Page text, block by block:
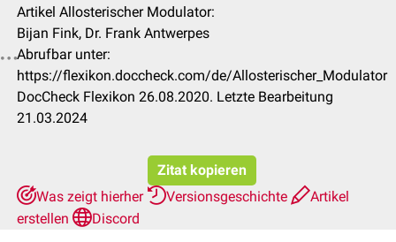
Artikel Allosterischer Modulator:
Bijan Fink, Dr. Frank Antwerpes
Abrufbar unter:
https://flexikon.doccheck.com/de/Allosterischer_Modulator
DocCheck Flexikon 26.08.2020. Letzte Bearbeitung
21.03.2024
Zitat kopieren
Was zeigt hierher
Versionsgeschichte
Artikel
erstellen
Discord